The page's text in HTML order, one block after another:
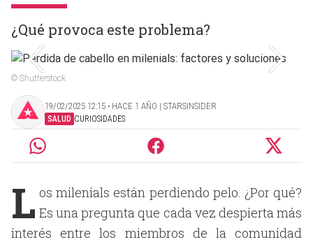
¿Qué provoca este problema?
© Shutterstock
19/02/2025 12:15 ‧ HACE 1 AÑO | STARSINSIDER
SALUD CURIOSIDADES
L os milenials están perdiendo pelo. ¿Por qué?
Es una pregunta que cada vez despierta más
interés entre los miembros de la comunidad